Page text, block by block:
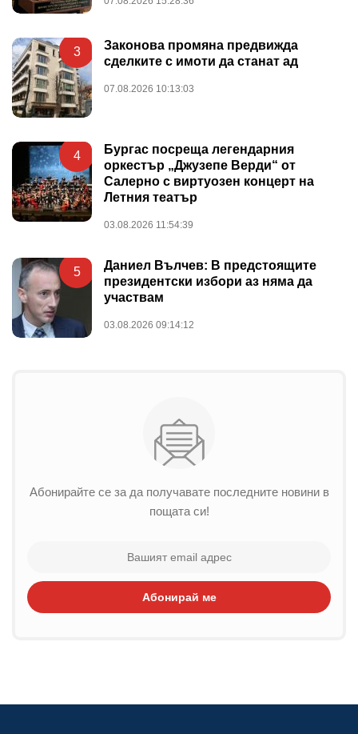
3
Законова промяна предвижда
сделките с имоти да станат ад
07.08.2026 10:13:03
4
Бургас посреща легендарния
оркестър „Джузепе Верди“ от
Салерно с виртуозен концерт на
Летния театър
03.08.2026 11:54:39
5
Даниел Вълчев: В предстоящите
президентски избори аз няма да
участвам
03.08.2026 09:14:12
Абонирайте се за да получавате последните новини в
пощата си!
Абонирай ме